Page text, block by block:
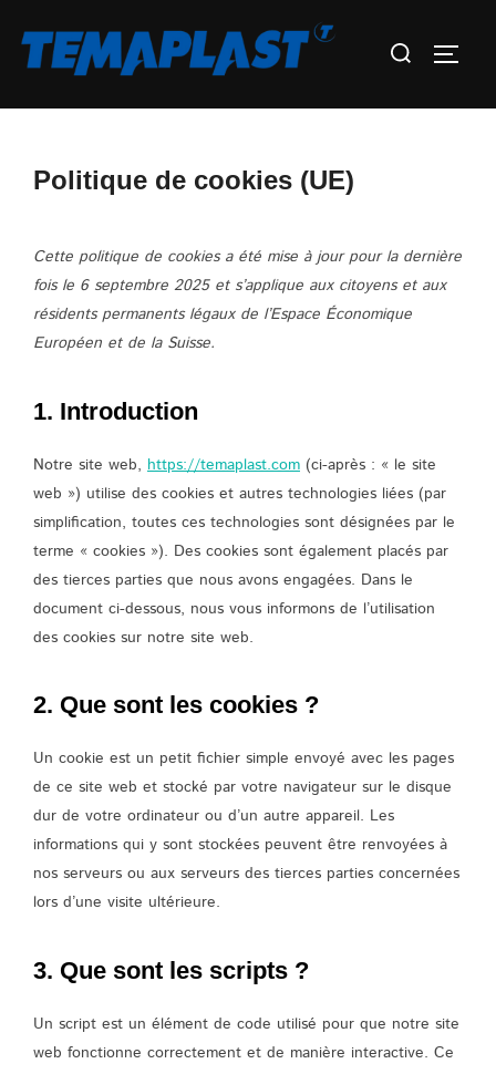
contenu
Rechercher :
Politique de cookies (UE)
Cette politique de cookies a été mise à jour pour la dernière
fois le 6 septembre 2025 et s’applique aux citoyens et aux
résidents permanents légaux de l’Espace Économique
Européen et de la Suisse.
1. Introduction
Notre site web, https://temaplast.com (ci-après : « le site
web ») utilise des cookies et autres technologies liées (par
simplification, toutes ces technologies sont désignées par le
terme « cookies »). Des cookies sont également placés par
des tierces parties que nous avons engagées. Dans le
document ci-dessous, nous vous informons de l’utilisation
des cookies sur notre site web.
2. Que sont les cookies ?
Un cookie est un petit fichier simple envoyé avec les pages
de ce site web et stocké par votre navigateur sur le disque
dur de votre ordinateur ou d’un autre appareil. Les
informations qui y sont stockées peuvent être renvoyées à
nos serveurs ou aux serveurs des tierces parties concernées
lors d’une visite ultérieure.
3. Que sont les scripts ?
Un script est un élément de code utilisé pour que notre site
web fonctionne correctement et de manière interactive. Ce